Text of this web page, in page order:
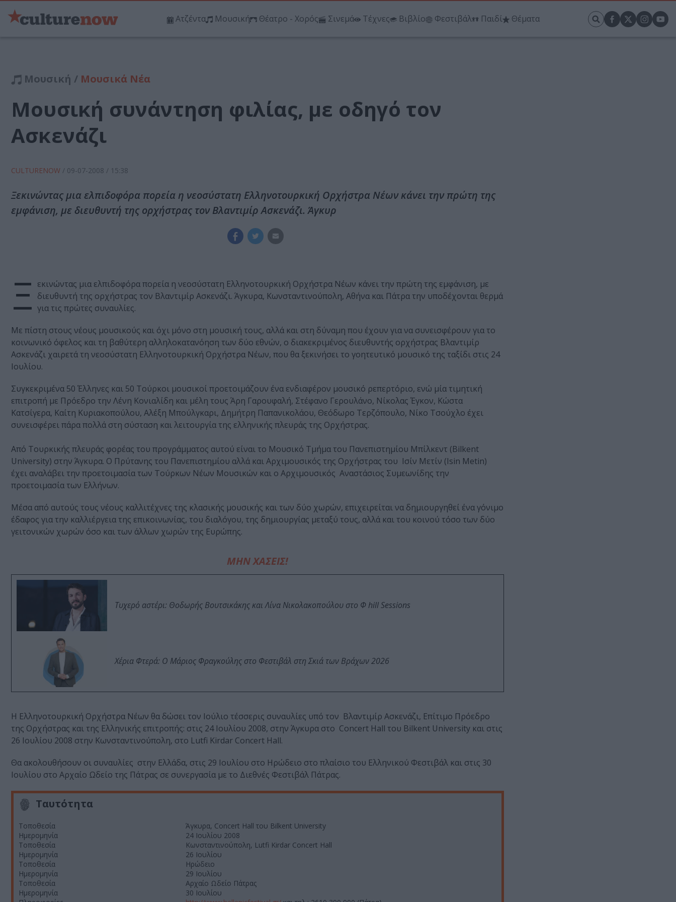
Ατζέντα Μουσική Θέατρο - Χορός Σινεμά Τέχνες Βιβλίο Φεστιβάλ Παιδί Θέματα
Μουσική / Μουσικά Νέα
Μουσική συνάντηση φιλίας, με οδηγό τον
Ασκενάζι
CULTURENOW / 09-07-2008 / 15:38
Ξεκινώντας μια ελπιδοφόρα πορεία η νεοσύστατη Ελληνοτουρκική Ορχήστρα Νέων κάνει την πρώτη της
εμφάνιση, με διευθυντή της ορχήστρας τον Βλαντιμίρ Ασκενάζι. Άγκυρ
Ξ εκινώντας μια ελπιδοφόρα πορεία η νεοσύστατη Ελληνοτουρκική Ορχήστρα Νέων κάνει την πρώτη της εμφάνιση, με
διευθυντή της ορχήστρας τον Βλαντιμίρ Ασκενάζι. Άγκυρα, Κωνσταντινούπολη, Αθήνα και Πάτρα την υποδέχονται θερμά
για τις πρώτες συναυλίες.
Με πίστη στους νέους μουσικούς και όχι μόνο στη μουσική τους, αλλά και στη δύναμη που έχουν για να συνεισφέρουν για το
κοινωνικό όφελος και τη βαθύτερη αλληλοκατανόηση των δύο εθνών, ο διακεκριμένος διευθυντής ορχήστρας Βλαντιμίρ
Ασκενάζι χαιρετά τη νεοσύστατη Ελληνοτουρκική Ορχήστρα Νέων, που θα ξεκινήσει το γοητευτικό μουσικό της ταξίδι στις 24
Ιουλίου.
Συγκεκριμένα 50 Έλληνες και 50 Τούρκοι μουσικοί προετοιμάζουν ένα ενδιαφέρον μουσικό ρεπερτόριο, ενώ μία τιμητική
επιτροπή με Πρόεδρο την Λένη Κονιαλίδη και μέλη τους Άρη Γαρουφαλή, Στέφανο Γερουλάνο, Νίκολας Έγκον, Κώστα
Κατσίγερα, Καίτη Κυριακοπούλου, Αλέξη Μπούλγκαρι, Δημήτρη Παπανικολάου, Θεόδωρο Τερζόπουλο, Νίκο Τσούχλο έχει
συνεισφέρει πάρα πολλά στη σύσταση και λειτουργία της ελληνικής πλευράς της Ορχήστρας.
Από Τουρκικής πλευράς φορέας του προγράμματος αυτού είναι το Μουσικό Τμήμα του Πανεπιστημίου Μπίλκεντ (Bilkent
University) στην Άγκυρα. Ο Πρύτανης του Πανεπιστημίου αλλά και Αρχιμουσικός της Ορχήστρας του Ισίν Μετίν (Isin Metin)
έχει αναλάβει την προετοιμασία των Τούρκων Νέων Μουσικών και ο Αρχιμουσικός Αναστάσιος Συμεωνίδης την
προετοιμασία των Ελλήνων.
Μέσα από αυτούς τους νέους καλλιτέχνες της κλασικής μουσικής και των δύο χωρών, επιχειρείται να δημιουργηθεί ένα γόνιμο
έδαφος για την καλλιέργεια της επικοινωνίας, του διαλόγου, της δημιουργίας μεταξύ τους, αλλά και του κοινού τόσο των δύο
γειτονικών χωρών όσο και των άλλων χωρών της Ευρώπης.
ΜΗΝ ΧΑΣΕΙΣ!
Τυχερό αστέρι: Θοδωρής Βουτσικάκης και Λίνα Νικολακοπούλου στο Φ hill Sessions
Χέρια Φτερά: Ο Μάριος Φραγκούλης στο Φεστιβάλ στη Σκιά των Βράχων 2026
Η Ελληνοτουρκική Ορχήστρα Νέων θα δώσει τον Ιούλιο τέσσερις συναυλίες υπό τον Βλαντιμίρ Ασκενάζι, Επίτιμο Πρόεδρο
της Ορχήστρας και της Ελληνικής επιτροπής: στις 24 Ιουλίου 2008, στην Άγκυρα στο Concert Hall του Bilkent University και στις
26 Ιουλίου 2008 στην Κωνσταντινούπολη, στο Lutfi Kirdar Concert Hall.
Θα ακολουθήσουν οι συναυλίες στην Ελλάδα, στις 29 Ιουλίου στο Ηρώδειο στο πλαίσιο του Ελληνικού Φεστιβάλ και στις 30
Ιουλίου στο Αρχαίο Ωδείο της Πάτρας σε συνεργασία με το Διεθνές Φεστιβάλ Πάτρας.
Ταυτότητα
Τοποθεσία
Άγκυρα, Concert Hall του Bilkent University
Ημερομηνία
24 Ιουλίου 2008
Τοποθεσία
Κωνσταντινούπολη, Lutfi Kirdar Concert Hall
Ημερομηνία
26 Ιουλίου
Τοποθεσία
Ηρώδειο
Ημερομηνία
29 Ιουλίου
Τοποθεσία
Αρχαίο Ωδείο Πάτρας
Ημερομηνία
30 Ιουλίου